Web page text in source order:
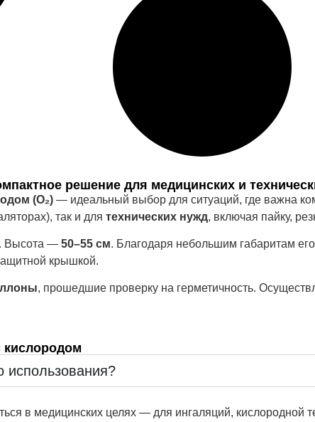
решение для медицинских и
(O₂) — идеальный выбор для ситуаций, где важна
так и для технических нужд, включая пайку,
. Высота — 50–55 см. Благодаря небольшим габаритам
крышкой.
, прошедшие проверку на герметичность.
использования?
в медицинских целях — для ингаляций,